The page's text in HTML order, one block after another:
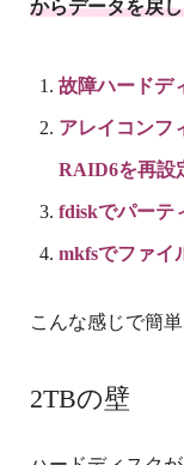
からデータを戻
故障ハードデ
アレイコンフ
RAID6を再設
fdiskでパーテ
mkfsでファイ
こんな感じで簡単
2TBの壁